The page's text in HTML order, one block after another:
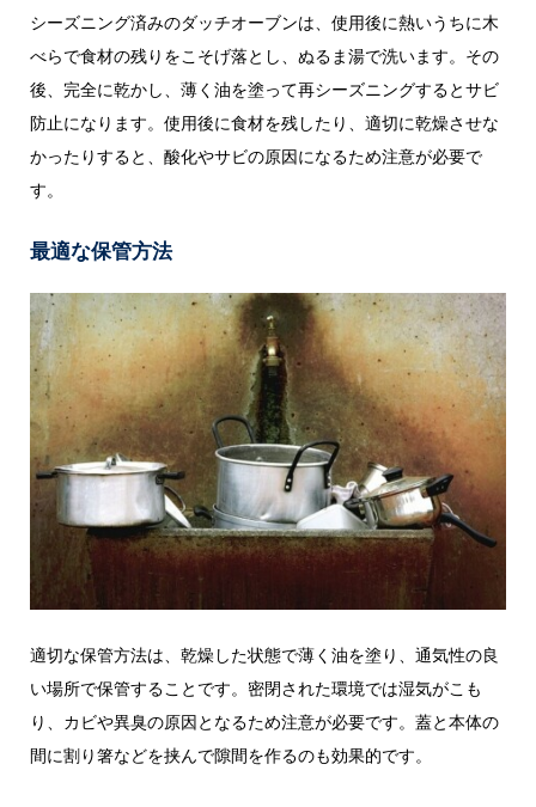
シーズニング済みのダッチオーブンは、使用後に熱いうちに木
べらで食材の残りをこそげ落とし、ぬるま湯で洗います。その
後、完全に乾かし、薄く油を塗って再シーズニングするとサビ
防止になります。使用後に食材を残したり、適切に乾燥させな
かったりすると、酸化やサビの原因になるため注意が必要で
す。
最適な保管方法
適切な保管方法は、乾燥した状態で薄く油を塗り、通気性の良
い場所で保管することです。密閉された環境では湿気がこも
り、カビや異臭の原因となるため注意が必要です。蓋と本体の
間に割り箸などを挟んで隙間を作るのも効果的です。